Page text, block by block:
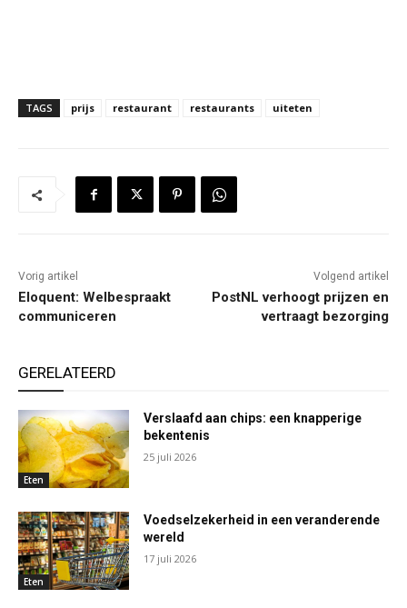
TAGS prijs restaurant restaurants uiteten
Vorig artikel
Eloquent: Welbespraakt
communiceren
Volgend artikel
PostNL verhoogt prijzen en
vertraagt bezorging
GERELATEERD
Eten
Verslaafd aan chips: een knapperige
bekentenis
25 juli 2026
Eten
Voedselzekerheid in een veranderende
wereld
17 juli 2026